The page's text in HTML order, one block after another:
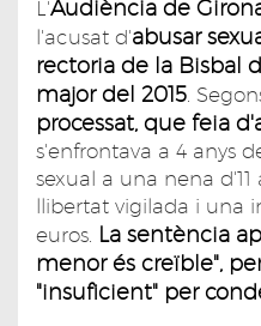
L'Audiència de
l'acusat d'abusar
rectoria de la Bisbal
major del 2015 .
processat, que feia
s'enfrontava a 4 anys
sexual a una nena
llibertat vigilada i una
euros. La sentència
menor és creïble",
"insuficient" per